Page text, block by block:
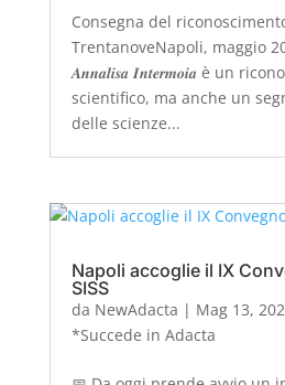
Consegna del
TrentanoveNapoli, maggio
𝑨𝒏𝒏𝒂𝒍𝒊𝒔𝒂 𝑰𝒏𝒕𝒆𝒓𝒎𝒐𝒊𝒂 è un
scientifico, ma anche un
delle scienze...
Napoli accoglie il IX
SISS
da NewAdacta | Mag 13,
*Succede in Adacta